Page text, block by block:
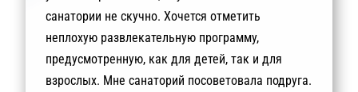
санатории не скучно. Хочется отметить
неплохую развлекательную программу,
предусмотренную, как для детей, так и для
взрослых. Мне санаторий посоветовала подруга.